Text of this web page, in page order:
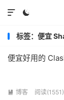


标签：便宜
便宜好用的
 博客 阅读(1551)